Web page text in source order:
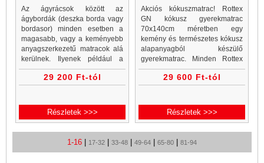
Az ágyrácsok között az
ágybordák (deszka borda vagy
bordasor) minden esetben a
magasabb, vagy a keményebb
anyagszerkezetű matracok alá
kerülnek. Ilyenek például a
vákuummatracok, a rugós
matracok és a legtöbb
29 200 Ft-tól
Részletek >>>
Akciós kókuszmatrac! Rottex
GN kókusz gyerekmatrac
70x140cm méretben egy
kemény és természetes kókusz
alapanyagból készülő
gyerekmatrac. Minden Rottex
kókuszmatrac, gyerekmatrac és
gyerekmatracok a Matrac
29 600 Ft-tól
Részletek >>>
1-16 17-32 33-48 49-64 65-80 81-94